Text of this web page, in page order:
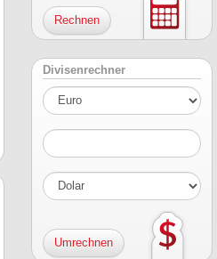
Divisenrechner